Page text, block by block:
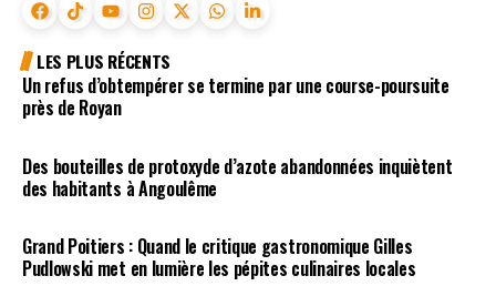
LES PLUS RÉCENTS
Un refus d’obtempérer se termine par une course-poursuite
près de Royan
Des bouteilles de protoxyde d’azote abandonnées inquiètent
des habitants à Angoulême
Grand Poitiers : Quand le critique gastronomique Gilles
Pudlowski met en lumière les pépites culinaires locales